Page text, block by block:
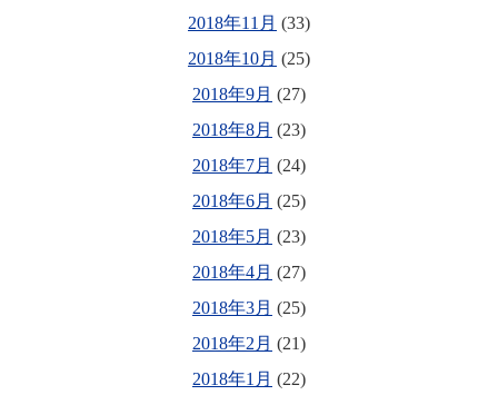
2018年11月 (33)
2018年10月 (25)
2018年9月 (27)
2018年8月 (23)
2018年7月 (24)
2018年6月 (25)
2018年5月 (23)
2018年4月 (27)
2018年3月 (25)
2018年2月 (21)
2018年1月 (22)